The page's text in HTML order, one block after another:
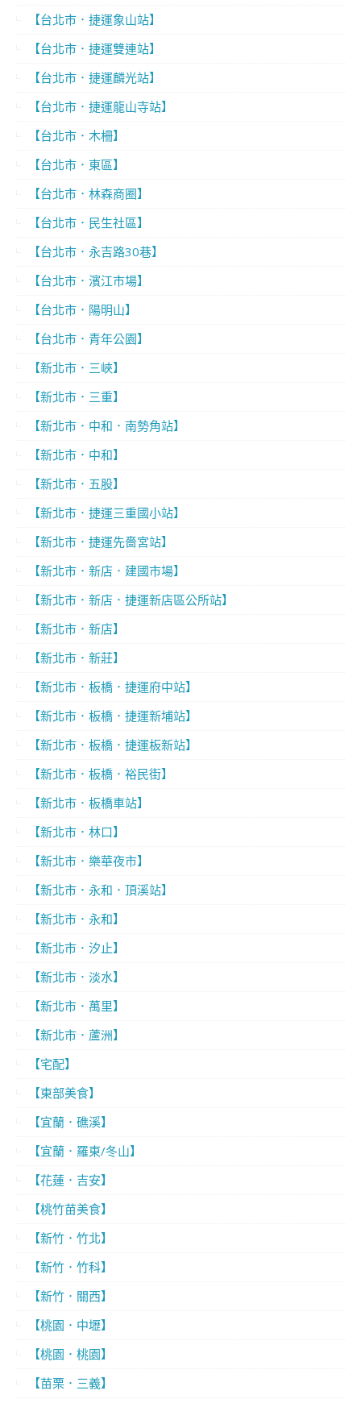
【台北市．捷運象山站】
【台北市．捷運雙連站】
【台北市．捷運麟光站】
【台北市．捷運龍山寺站】
【台北市．木柵】
【台北市．東區】
【台北市．林森商圈】
【台北市．民生社區】
【台北市．永吉路30巷】
【台北市．濱江市場】
【台北市．陽明山】
【台北市．青年公園】
【新北市．三峽】
【新北市．三重】
【新北市．中和．南勢角站】
【新北市．中和】
【新北市．五股】
【新北市．捷運三重國小站】
【新北市．捷運先嗇宮站】
【新北市．新店．建國市場】
【新北市．新店．捷運新店區公所站】
【新北市．新店】
【新北市．新莊】
【新北市．板橋．捷運府中站】
【新北市．板橋．捷運新埔站】
【新北市．板橋．捷運板新站】
【新北市．板橋．裕民街】
【新北市．板橋車站】
【新北市．林口】
【新北市．樂華夜市】
【新北市．永和．頂溪站】
【新北市．永和】
【新北市．汐止】
【新北市．淡水】
【新北市．萬里】
【新北市．蘆洲】
【宅配】
【東部美食】
【宜蘭．礁溪】
【宜蘭．羅東/冬山】
【花蓮．吉安】
【桃竹苗美食】
【新竹．竹北】
【新竹．竹科】
【新竹．關西】
【桃園．中壢】
【桃園．桃園】
【苗栗．三義】